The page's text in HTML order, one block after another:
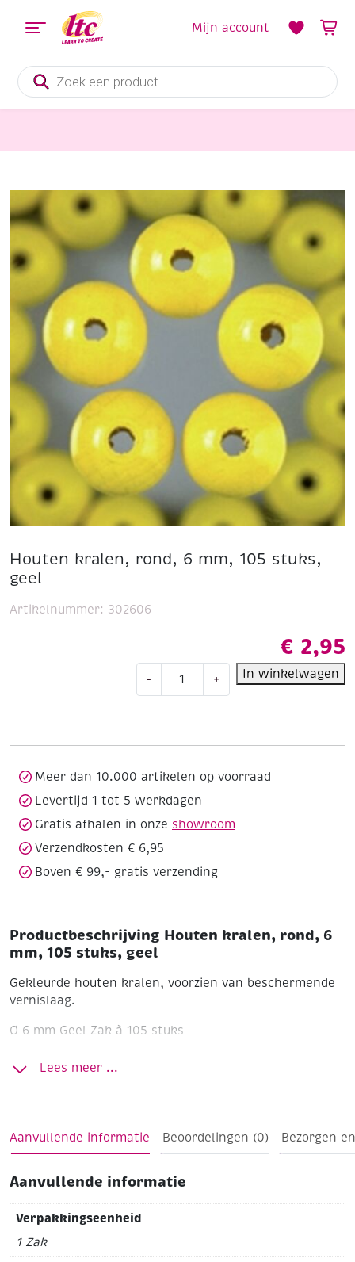
Producten
zoeken
Mijn account
Houten kralen, rond, 6 mm, 105 stuks,
geel
€ 2,95
-
stuks,
+ In winkelwagen
Artikelnummer: 302606
Meer dan 10.000 artikelen op voorraad
Levertijd 1 tot 5 werkdagen
Gratis afhalen in onze showroom
Verzendkosten € 6,95
Boven € 99,- gratis verzending
Productbeschrijving Houten kralen, rond, 6
mm, 105 stuks, geel
Gekleurde houten kralen, voorzien van beschermende
vernislaag.
Ø 6 mm Geel Zak à 105 stuks
Lees meer ...
Aanvullende informatie Beoordelingen (0) Bezorgen
Aanvullende informatie
Verpakkingseenheid
1 Zak